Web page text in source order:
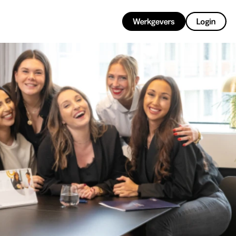
Werkgevers Login